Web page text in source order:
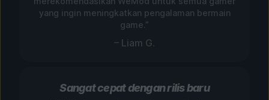
yang ingin meningkatkan pengalaman bermain
game.”
– Liam G.
Sangat cepat dengan rilis baru